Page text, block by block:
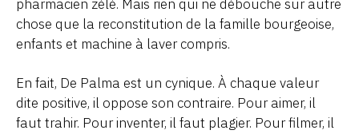
pharmacien zélé. Mais rien qui ne débouche sur autre
chose que la reconstitution de la famille bourgeoise,
enfants et machine à laver compris.
En fait, De Palma est un cynique. À chaque valeur
dite positive, il oppose son contraire. Pour aimer, il
faut trahir. Pour inventer, il faut plagier. Pour filmer, il